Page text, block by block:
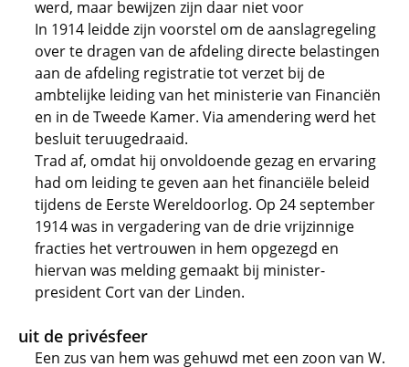
werd, maar bewijzen zijn daar niet voor
In 1914 leidde zijn voorstel om de aanslagregeling
over te dragen van de afdeling directe belastingen
aan de afdeling registratie tot verzet bij de
ambtelijke leiding van het ministerie van Financiën
en in de Tweede Kamer. Via amendering werd het
besluit teruugedraaid.
Trad af, omdat hij onvoldoende gezag en ervaring
had om leiding te geven aan het financiële beleid
tijdens de Eerste Wereldoorlog. Op 24 september
1914 was in vergadering van de drie vrijzinnige
fracties het vertrouwen in hem opgezegd en
hiervan was melding gemaakt bij minister-
president Cort van der Linden.
uit de privésfeer
Een zus van hem was gehuwd met een zoon van W.